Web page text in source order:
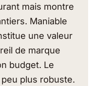
mais montre
Maniable
une valeur
de marque
budget. Le
plus robuste.